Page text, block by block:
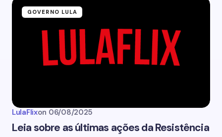
GOVERNO LULA
LulaFlixon 06/08/2025
Leia sobre as últimas ações da Resistência